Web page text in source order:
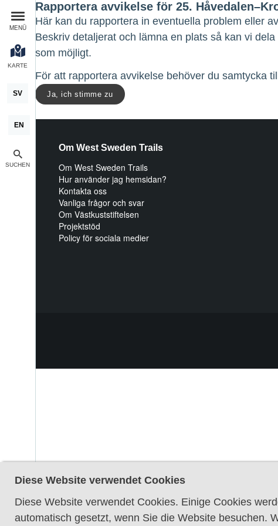
MENÜ
KARTE
SV
EN
SUCHEN
Rapportera avvikelse för 25.
Här kan du rapportera in eventuella problem eller
Beskriv detaljerat och lämna en plats så kan vi
som möjligt.
För att rapportera avvikelse behöver du samtycka
Ja, ich stimme zu
Diese Website verwendet Cookies
Diese Website verwendet Cookies. Einige Cookies
automatisch gesetzt, wenn Sie die Website besuchen.
Om West Sweden Trails
Om West Sweden Trails
Hur använder jag hemsidan?
Kontakta oss
Vanliga frågor och svar
Om Västkuststiftelsen
Projektstöd
Policy för sociala medier